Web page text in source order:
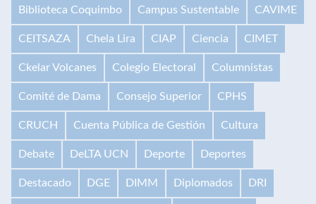
Biblioteca Coquimbo Campus Sustentable CAVIME
CEITSAZA Chela Lira CIAP Ciencia CIMET
Ckelar Volcanes Colegio Electoral Columnistas
Comité de Dama Consejo Superior CPHS
CRUCH Cuenta Pública de Gestión Cultura
Debate DeLTA UCN Deporte Deportes
Destacado DGE DIMM Diplomados DRI